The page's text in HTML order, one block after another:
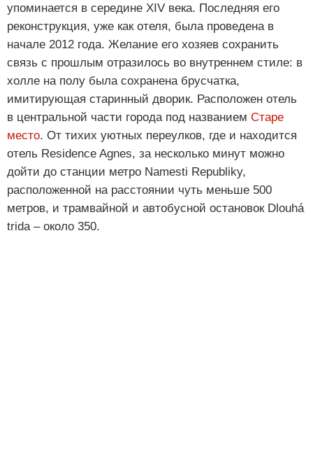
упоминается в середине XIV века. Последняя его
реконструкция, уже как отеля, была проведена в
начале 2012 года. Желание его хозяев сохранить
связь с прошлым отразилось во внутреннем стиле: в
холле на полу была сохранена брусчатка,
имитирующая старинный дворик. Расположен отель
в центральной части города под названием Старе
место. От тихих уютных переулков, где и находится
отель Residence Agnes, за несколько минут можно
дойти до станции метро Namesti Republiky,
расположенной на расстоянии чуть меньше 500
метров, и трамвайной и автобусной остановок Dlouhá
trida – около 350.